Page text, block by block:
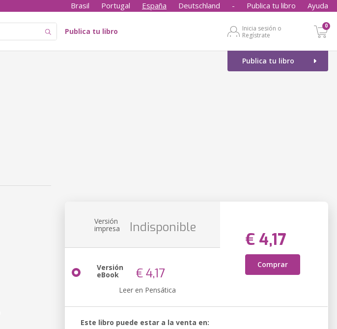
Brasil Portugal España Deutschland - Publica tu libro Ayuda
Publica tu libro
Inicia sesión o
Regístrate
0
Publica tu libro
Versión
impresa Indisponible
€ 4,17
Comprar
Versión
eBook € 4,17
Leer en Pensática
Este libro puede estar a la venta en: